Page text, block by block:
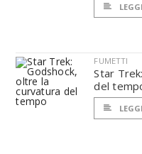
LEGGI
FUMETTI
Star
del
LEGGI